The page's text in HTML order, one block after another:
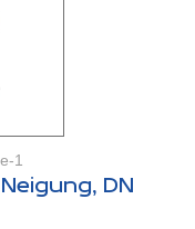
1
DN